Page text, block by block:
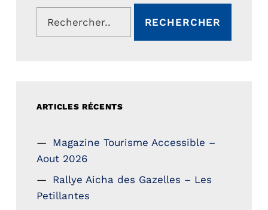
Rechercher :
ARTICLES RÉCENTS
Magazine Tourisme Accessible –
Aout 2026
Rallye Aicha des Gazelles – Les
Petillantes